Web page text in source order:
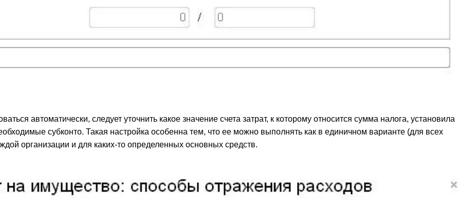
автоматически, следует уточнить какое значение счета затрат, к которому относится сумма налога, установила
субконто. Такая настройка особенна тем, что ее можно выполнять как в единичном варианте (для всех
организации и для каких-то определенных основных средств.